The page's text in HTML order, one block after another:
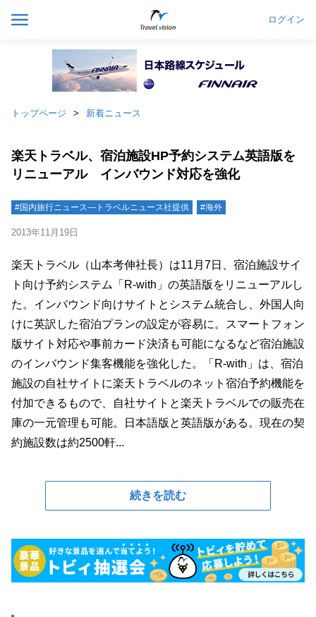
ログイン
トップページ 新着ニュース
楽天トラベル、宿泊施設HP予約システム英語版を
リニューアル インバウンド対応を強化
#国内旅行ニュース―トラベルニュース社提供 #海外
2013年11月19日
楽天トラベル（山本考伸社長）は11月7日、宿泊施設サイ
ト向け予約システム「R-with」の英語版をリニューアルし
た。インバウンド向けサイトとシステム統合し、外国人向
けに英訳した宿泊プランの設定が容易に。スマートフォン
版サイト対応や事前カード決済も可能になるなど宿泊施設
のインバウンド集客機能を強化した。「R-with」は、宿泊
施設の自社サイトに楽天トラベルのネット宿泊予約機能を
付加できるもので、自社サイトと楽天トラベルでの販売在
庫の一元管理も可能。日本語版と英語版がある。現在の契
約施設数は約2500軒...
続きを読む